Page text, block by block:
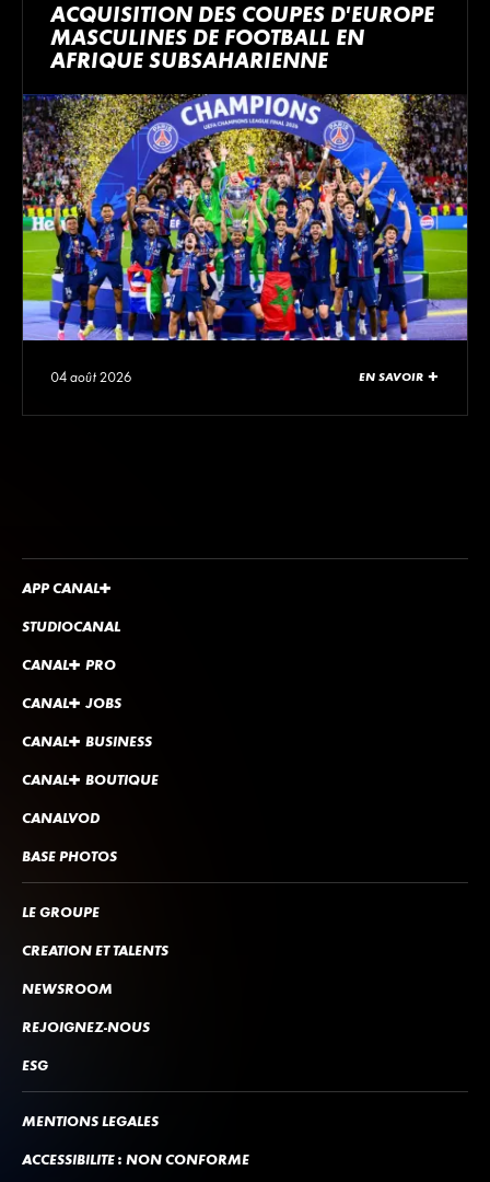
ACQUISITION DES COUPES D'EUROPE
MASCULINES DE FOOTBALL EN
AFRIQUE SUBSAHARIENNE
04 août 2026 EN SAVOIR +
MENTIONS LÉGALES
ACCESSIBILITÉ : NON CONFORME
LE GROUPE
CRÉATION ET TALENTS
NEWSROOM
REJOIGNEZ-NOUS
ESG
APPCANAL+
STUDIOCANAL
CANAL+ PRO
CANAL+ JOBS
CANAL+ BUSINESS
CANAL+ BOUTIQUE
CANALVOD
BASE PHOTOS